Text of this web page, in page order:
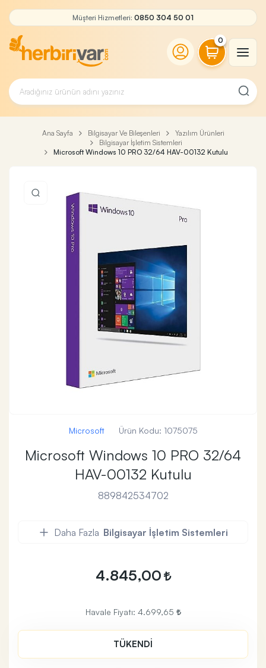
Müşteri Hizmetleri: 0850 304 50 01
0
Ana Sayfa Bilgisayar Ve Bileşenleri
Yazılım Ürünleri
Bilgisayar İşletim Sistemleri
Microsoft Windows 10 PRO 32/64 HAV-00132 Kutulu
Microsoft Ürün Kodu: 1075075
Microsoft Windows 10 PRO 32/64
HAV-00132 Kutulu
889842534702
Daha Fazla Bilgisayar İşletim Sistemleri
4.845,00
Havale Fiyatı: 4.699,65
TÜKENDİ